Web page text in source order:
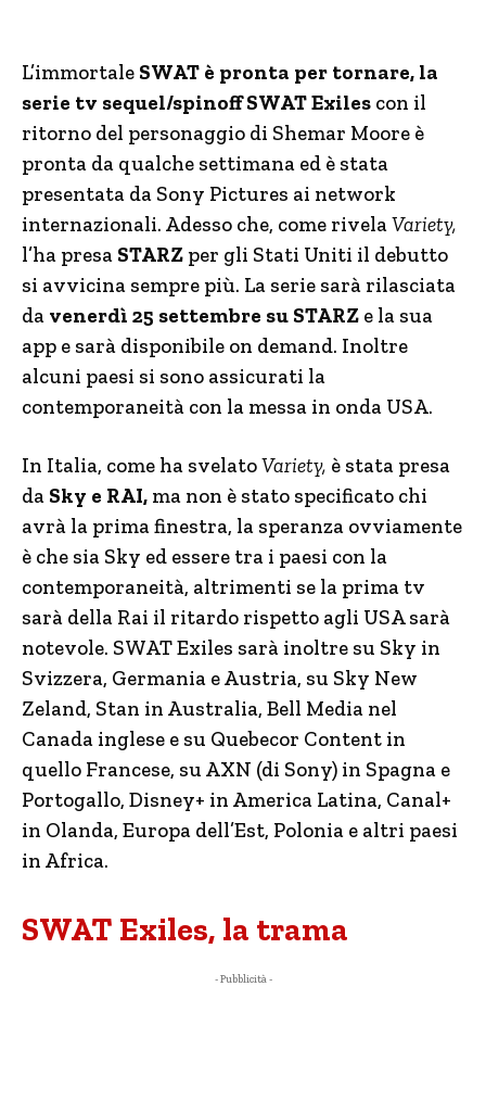
L’immortale SWAT è pronta per tornare, la
serie tv sequel/spinoff SWAT Exiles con il
ritorno del personaggio di Shemar Moore è
pronta da qualche settimana ed è stata
presentata da Sony Pictures ai network
internazionali. Adesso che, come rivelaVariety,
l’ha presa STARZ per gli Stati Uniti il debutto
si avvicina sempre più. La serie sarà rilasciata
da venerdì 25 settembre su STARZ e la sua
app e sarà disponibile on demand. Inoltre
alcuni paesi si sono assicurati la
contemporaneità con la messa in onda USA.
In Italia, come ha svelatoVariety, è stata presa
da Sky e RAI, ma non è stato specificato chi
avrà la prima finestra, la speranza ovviamente
è che sia Sky ed essere tra i paesi con la
contemporaneità, altrimenti se la prima tv
sarà della Rai il ritardo rispetto agli USA sarà
notevole. SWAT Exiles sarà inoltre su Sky in
Svizzera, Germania e Austria, su Sky New
Zeland, Stan in Australia, Bell Media nel
Canada inglese e su Quebecor Content in
quello Francese, su AXN (di Sony) in Spagna e
Portogallo, Disney+ in America Latina, Canal+
in Olanda, Europa dell’Est, Polonia e altri paesi
in Africa.
SWAT Exiles, la trama
- Pubblicità -